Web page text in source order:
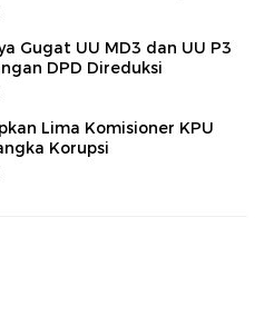
Gugat UU MD3 dan UU P3
DPD Direduksi
Lima Komisioner KPU
Korupsi